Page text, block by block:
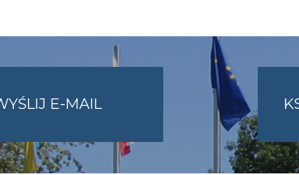
E-MAILNA
UMWO@OPOLSKIE.PL